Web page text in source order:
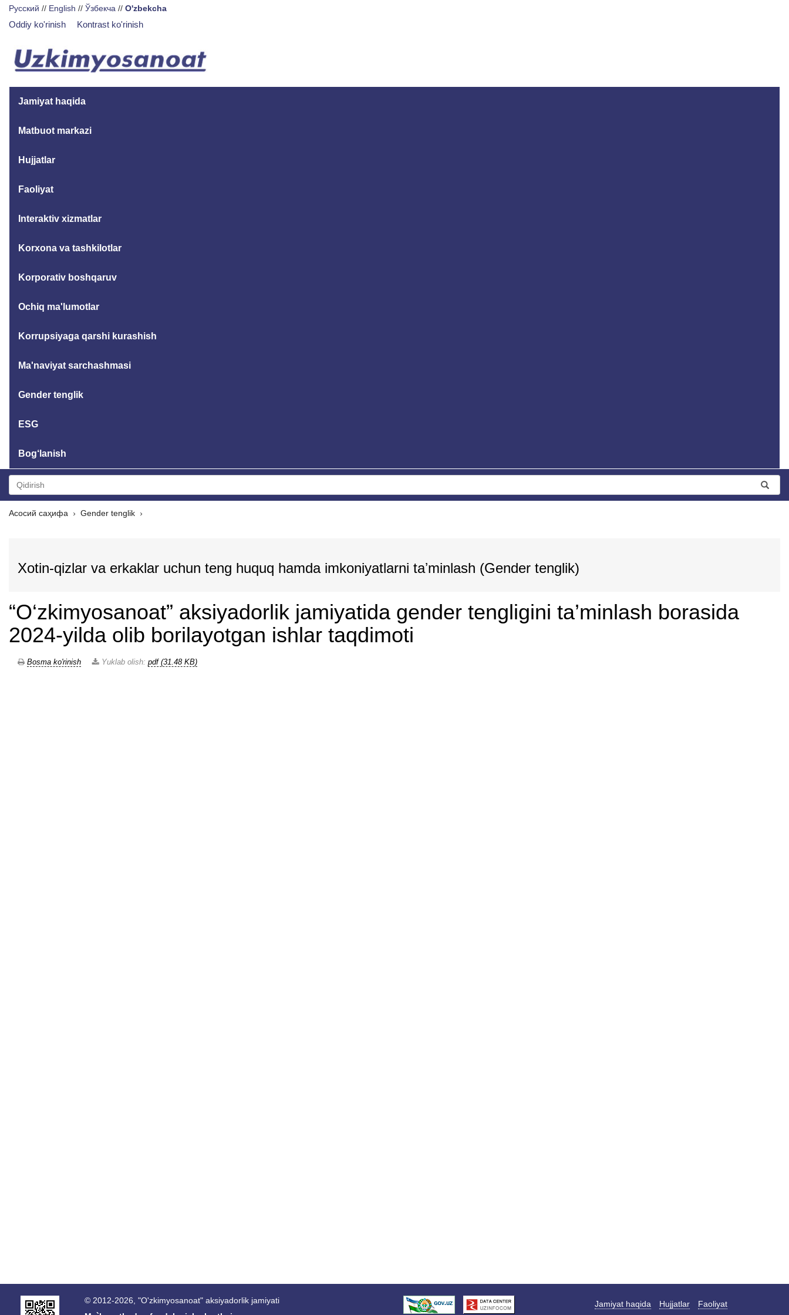
Русский // English // Ўзбекча // O'zbekcha
Oddiy ko'rinish Kontrast ko'rinish
Jamiyat haqida
Matbuot markazi
Hujjatlar
Faoliyat
Interaktiv xizmatlar
Korxona va tashkilotlar
Korporativ boshqaruv
Ochiq ma'lumotlar
Korrupsiyaga qarshi kurashish
Ma'naviyat sarchashmasi
Gender tenglik
ESG
Bog‘lanish
Асосий саҳифа Gender tenglik
Xotin-qizlar va erkaklar uchun teng huquq hamda imkoniyatlarni taʼminlash (Gender tenglik)
“O‘zkimyosanoat” aksiyadorlik jamiyatida gender tengligini ta’minlash borasida
2024-yilda olib borilayotgan ishlar taqdimoti
Bosma ko'rinish Yuklab olish: pdf (31.48 KB)
© 2012-2026, "O'zkimyosanoat" aksiyadorlik jamiyati
Jamiyat haqida Hujjatlar Faoliyat